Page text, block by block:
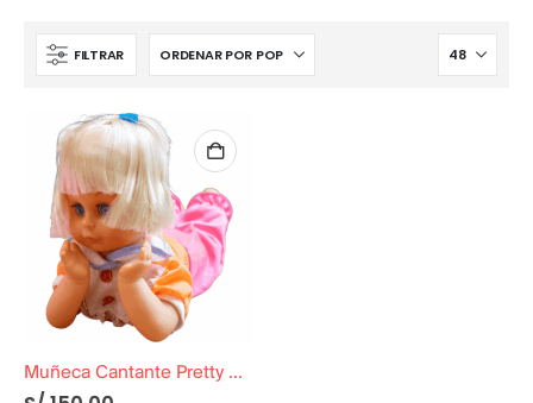
FILTRAR
Muñeca Cantante Pretty Girl Funcional Original